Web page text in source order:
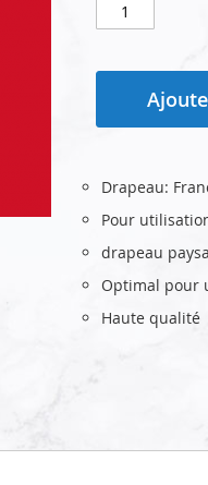
Drapeau:
Pour
drapeau
Optimal pour
Haute qualité